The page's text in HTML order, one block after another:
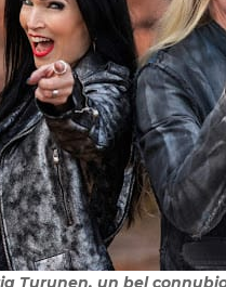
Turunen, un bel